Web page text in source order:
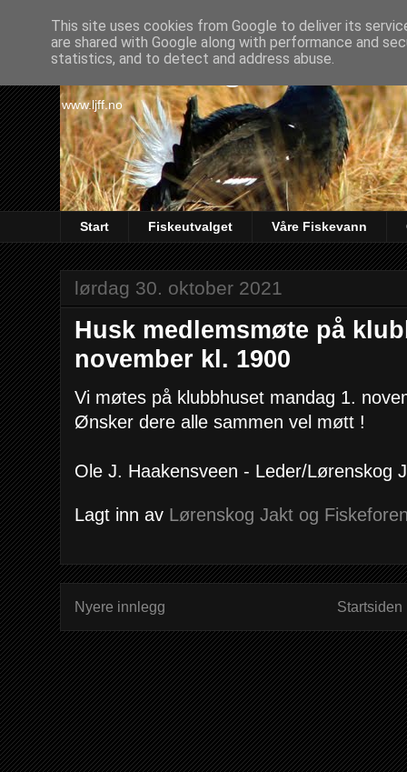
Lørenskog Jakt &
www.ljff.no
Start Fiskeutvalget Våre Fiskevann
lørdag 30. oktober 2021
Husk medlemsmøte på
november kl. 1900
Vi møtes på klubbhuset mandag 1.
Ønsker dere alle sammen vel møtt !
Ole J. Haakensveen - Leder/Lørenskog
Lagt inn av Lørenskog Jakt og
Nyere innlegg Startsiden
This site uses cookies from Google to deliver its
are shared with Google along with performance and
statistics, and to detect and address abuse.